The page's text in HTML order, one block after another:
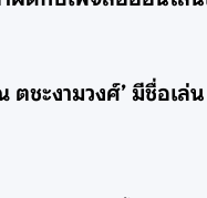
ตชะงามวงศ์’ มีชื่อเ